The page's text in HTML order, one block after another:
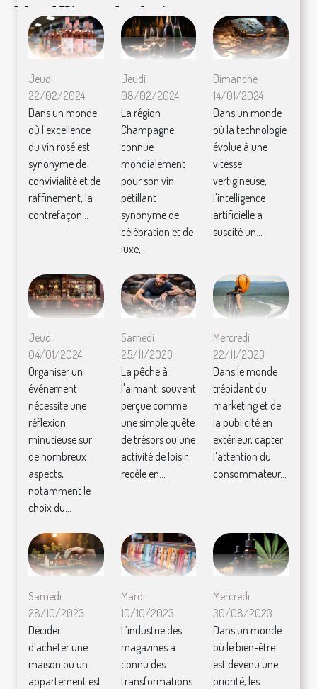
Jeudi
22/02/2024
Dans un monde
où l'excellence
du vin rosé est
synonyme de
convivialité et de
raffinement, la
contrefaçon...
Jeudi
08/02/2024
La région
Champagne,
connue
mondialement
pour son vin
pétillant
synonyme de
célébration et de
luxe,...
entreprises technologiques
Dimanche
14/01/2024
Dans un monde
où la technologie
évolue à une
vitesse
vertigineuse,
l'intelligence
artificielle a
suscité un...
Jeudi
04/01/2024
Organiser un
événement
nécessite une
réflexion
minutieuse sur
de nombreux
aspects,
notamment le
choix du...
Samedi
25/11/2023
La pêche à
l'aimant, souvent
perçue comme
une simple quête
de trésors ou une
activité de loisir,
recèle en...
Mercredi
22/11/2023
Dans le monde
trépidant du
marketing et de
la publicité en
extérieur, capter
l'attention du
consommateur...
immobilier
Samedi
28/10/2023
Décider
d’acheter une
maison ou un
appartement est
Mardi
10/10/2023
L’industrie des
magazines a
connu des
transformations
Mama Kana
Mercredi
30/08/2023
Dans un monde
où le bien-être
est devenu une
priorité, les